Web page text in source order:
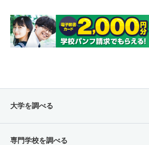
大学を調べる
専門学校を調べる